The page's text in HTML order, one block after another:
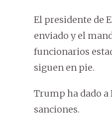
El presidente de
enviado y el
funcionarios
siguen en pie.
Trump ha dado a
sanciones.